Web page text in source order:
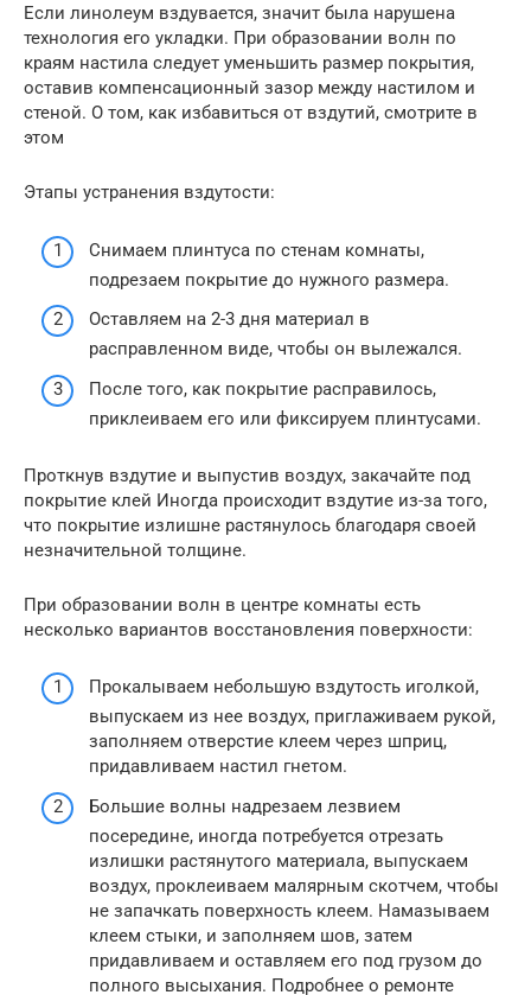
Если линолеум вздувается, значит была нарушена
технология его укладки. При образовании волн по
краям настила следует уменьшить размер покрытия,
оставив компенсационный зазор между настилом и
стеной. О том, как избавиться от вздутий, смотрите в
этом
Этапы устранения вздутости:
Снимаем плинтуса по стенам комнаты,
подрезаем покрытие до нужного размера.
Оставляем на 2-3 дня материал в
расправленном виде, чтобы он вылежался.
После того, как покрытие расправилось,
приклеиваем его или фиксируем плинтусами.
Проткнув вздутие и выпустив воздух, закачайте под
покрытие клей Иногда происходит вздутие из-за того,
что покрытие излишне растянулось благодаря своей
незначительной толщине.
При образовании волн в центре комнаты есть
несколько вариантов восстановления поверхности:
Прокалываем небольшую вздутость иголкой,
выпускаем из нее воздух, приглаживаем рукой,
заполняем отверстие клеем через шприц,
придавливаем настил гнетом.
Большие волны надрезаем лезвием
посередине, иногда потребуется отрезать
излишки растянутого материала, выпускаем
воздух, проклеиваем малярным скотчем, чтобы
не запачкать поверхность клеем. Намазываем
клеем стыки, и заполняем шов, затем
придавливаем и оставляем его под грузом до
полного высыхания. Подробнее о ремонте